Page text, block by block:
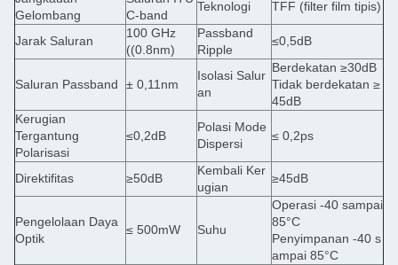
Gelombang
C-band
Teknologi TFF (filter film tipis)
Jarak Saluran
100 GHz
((0.8nm)
Passband
Ripple
≤0,5dB
Saluran Passband ± 0,11nm
Isolasi Salur
an
Berdekatan ≥30dB
Tidak berdekatan ≥
45dB
Kerugian
Tergantung
Polarisasi
≤0,2dB
Polasi Mode
Dispersi
≤ 0,2ps
Direktifitas ≥50dB
Kembali Ker
ugian
≥45dB
Pengelolaan Daya
Optik
≤ 500mW Suhu
Operasi -40 sampai
85°C
Penyimpanan -40 s
ampai 85°C